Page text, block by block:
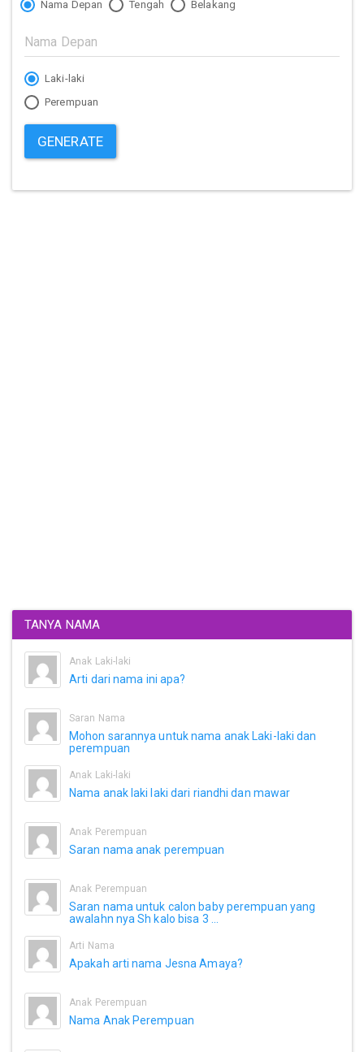
Nama Depan Tengah Belakang
Laki-laki
Perempuan
GENERATE
TANYA NAMA
Anak Laki-laki
Arti dari nama ini apa?
Saran Nama
Mohon sarannya untuk nama anak Laki-laki dan
perempuan
Anak Laki-laki
Nama anak laki laki dari riandhi dan mawar
Anak Perempuan
Saran nama anak perempuan
Anak Perempuan
Saran nama untuk calon baby perempuan yang
awalahn nya Sh kalo bisa 3 ...
Arti Nama
Apakah arti nama Jesna Amaya?
Anak Perempuan
Nama Anak Perempuan